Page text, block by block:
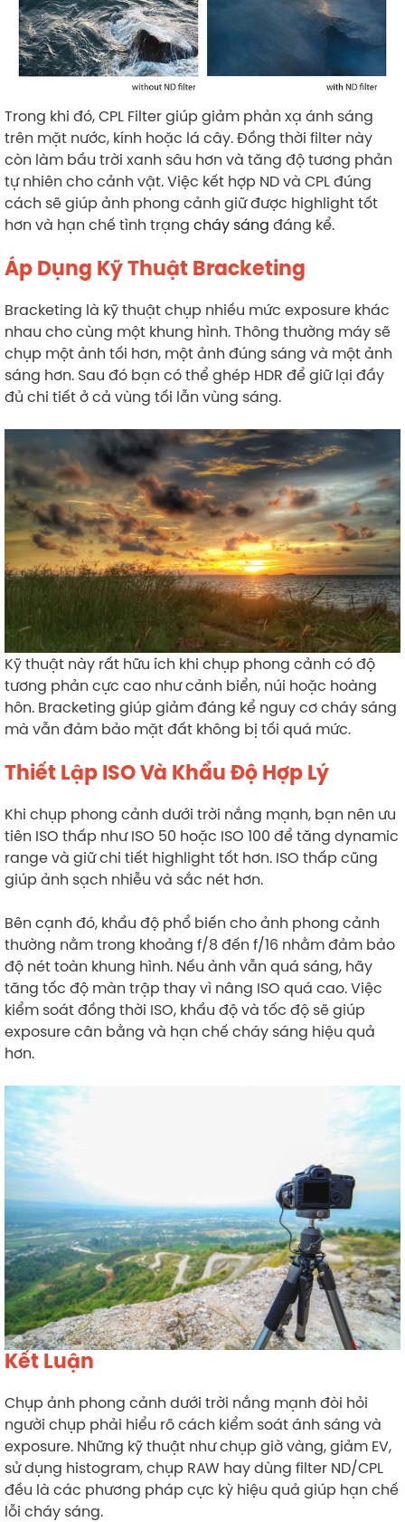
Trong khi đó, CPL Filter giúp giảm phản xạ ánh sáng
trên mặt nước, kính hoặc lá cây. Đồng thời filter này
còn làm bầu trời xanh sâu hơn và tăng độ tương phản
tự nhiên cho cảnh vật. Việc kết hợp ND và CPL đúng
cách sẽ giúp ảnh phong cảnh giữ được highlight tốt
hơn và hạn chế tình trạng cháy sáng đáng kể.
Áp Dụng Kỹ Thuật Bracketing
Bracketing là kỹ thuật chụp nhiều mức exposure khác
nhau cho cùng một khung hình. Thông thường máy sẽ
chụp một ảnh tối hơn, một ảnh đúng sáng và một ảnh
sáng hơn. Sau đó bạn có thể ghép HDR để giữ lại đầy
đủ chi tiết ở cả vùng tối lẫn vùng sáng.
Kỹ thuật này rất hữu ích khi chụp phong cảnh có độ
tương phản cực cao như cảnh biển, núi hoặc hoàng
hôn. Bracketing giúp giảm đáng kể nguy cơ cháy sáng
mà vẫn đảm bảo mặt đất không bị tối quá mức.
Thiết Lập ISO Và Khẩu Độ Hợp Lý
Khi chụp phong cảnh dưới trời nắng mạnh, bạn nên ưu
tiên ISO thấp như ISO 50 hoặc ISO 100 để tăng dynamic
range và giữ chi tiết highlight tốt hơn. ISO thấp cũng
giúp ảnh sạch nhiễu và sắc nét hơn.
Bên cạnh đó, khẩu độ phổ biến cho ảnh phong cảnh
thường nằm trong khoảng f/8 đến f/16 nhằm đảm bảo
độ nét toàn khung hình. Nếu ảnh vẫn quá sáng, hãy
tăng tốc độ màn trập thay vì nâng ISO quá cao. Việc
kiểm soát đồng thời ISO, khẩu độ và tốc độ sẽ giúp
exposure cân bằng và hạn chế cháy sáng hiệu quả
hơn.
Kết Luận
Chụp ảnh phong cảnh dưới trời nắng mạnh đòi hỏi
người chụp phải hiểu rõ cách kiểm soát ánh sáng và
exposure. Những kỹ thuật như chụp giờ vàng, giảm EV,
sử dụng histogram, chụp RAW hay dùng filter ND/CPL
đều là các phương pháp cực kỳ hiệu quả giúp hạn chế
lỗi cháy sáng.